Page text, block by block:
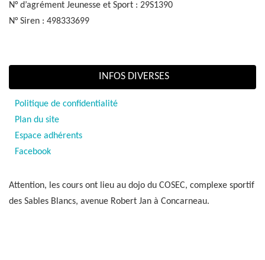
N° d’agrément Jeunesse et Sport : 29S1390
N° Siren : 498333699
INFOS DIVERSES
Politique de confidentialité
Plan du site
Espace adhérents
Facebook
Attention, les cours ont lieu au dojo du COSEC, complexe sportif
des Sables Blancs, avenue Robert Jan à Concarneau.